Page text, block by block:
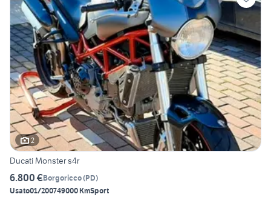
2
Ducati Monster s4r
6.800 €Borgoricco(PD)
Usato01/200749000 KmSport